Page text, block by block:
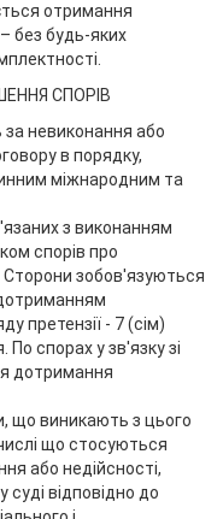
отримання
без будь-яких
СПОРІВ
за невиконання або
в порядку,
міжнародним та
з виконанням
спорів про
Сторони зобов'язуються
претензії - 7 (сім)
По спорах у зв'язку зі
дотримання
що виникають з цього
що стосуються
або недійсності,
відповідно до